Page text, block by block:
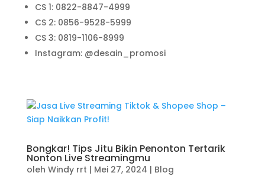
CS 1: 0822-8847-4999
CS 2: 0856-9528-5999
CS 3: 0819-1106-8999
Instagram: @desain_promosi
Bongkar! Tips Jitu Bikin Penonton Tertarik
Nonton Live Streamingmu
oleh Windy rrt | Mei 27, 2024 | Blog